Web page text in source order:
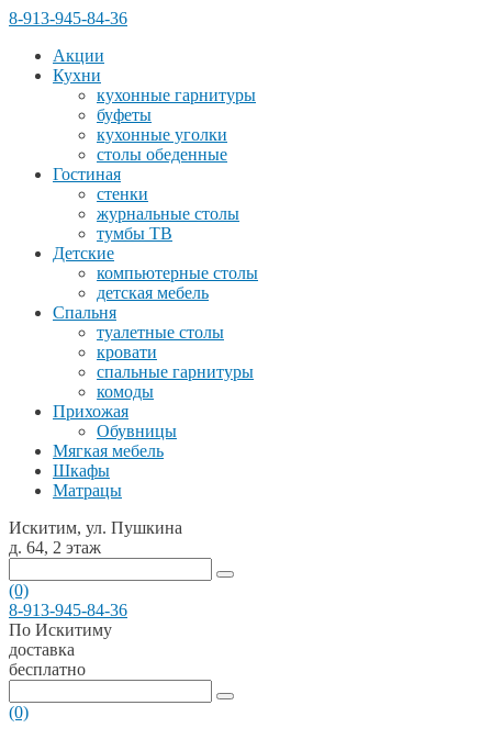
8-913-945-84-36
Акции
Кухни
кухонные гарнитуры
буфеты
кухонные уголки
столы обеденные
Гостиная
стенки
журнальные столы
тумбы ТВ
Детские
компьютерные столы
детская мебель
Спальня
туалетные столы
кровати
спальные гарнитуры
комоды
Прихожая
Обувницы
Мягкая мебель
Шкафы
Матрацы
Искитим, ул. Пушкина
д. 64, 2 этаж
(0)
8-913-945-84-36
По Искитиму
доставка
бесплатно
(0)